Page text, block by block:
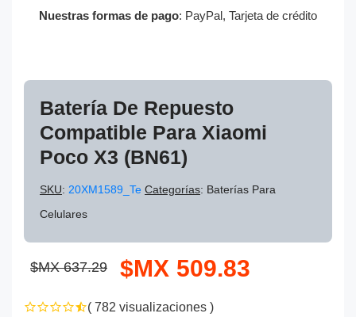
Nuestras formas de pago: PayPal, Tarjeta de crédito
Batería De Repuesto
Compatible Para Xiaomi
Poco X3 (BN61)
SKU: 20XM1589_Te Categorías: Baterías Para
Celulares
$MX 637.29 $MX 509.83
( 782 visualizaciones )